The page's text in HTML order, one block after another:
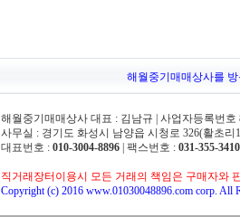
해월중기매매상사를
해월중기매매상사 대표 : 김남규 | 사업자등록번호
사무실 : 경기도 화성시 남양읍 시청로 326(활초
대표번호 : 010-3004-8896 | 팩스번호 : 031-355-3410
직거래장터이용시 모든 거래의 책임은 구매자와
Copyright (c) 2016 www.01030048896.com corp. All